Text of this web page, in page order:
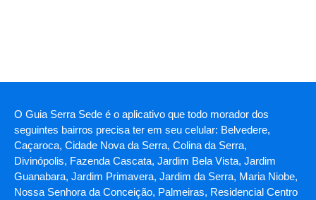
O Guia Serra Sede é o aplicativo que todo morador dos
seguintes bairros precisa ter em seu celular: Belvedere,
Caçaroca, Cidade Nova da Serra, Colina da Serra,
Divinópolis, Fazenda Cascata, Jardim Bela Vista, Jardim
Guanabara, Jardim Primavera, Jardim da Serra, Maria Niobe,
Nossa Senhora da Conceição, Palmeiras, Residencial Centro